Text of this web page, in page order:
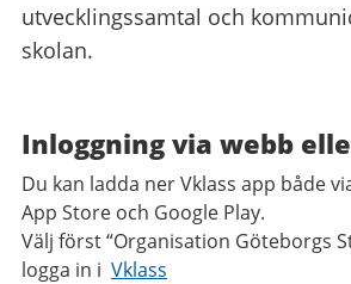
utvecklingssamtal och
skolan.
Inloggning via webb
Du kan ladda ner Vklass app både
App Store och Google Play.
Välj först “Organisation Göteborgs
logga in i Vklass